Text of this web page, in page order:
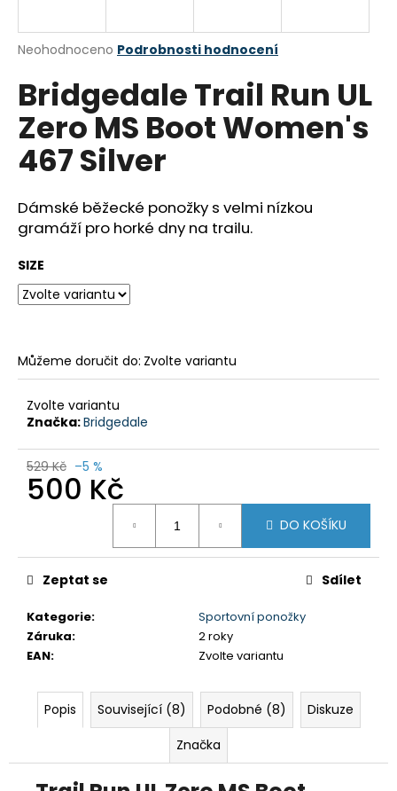
Průměrné
produktu
je
0,0
z
hvězdiček.
Neohodnoceno Podrobnosti hodnocení
Bridgedale Trail Run UL
Zero MS Boot Women's
467 Silver
Dámské běžecké ponožky s velmi nízkou
gramáží pro horké dny na trailu.
SIZE
Můžeme doručit do: Zvolte variantu
Zvolte variantu
Značka:Bridgedale
529 Kč –5 %
500 Kč
DO KOŠÍKU
Kategorie:
Sportovní ponožky
Záruka:
2 roky
EAN: Zvolte variantu
Zeptat se Sdílet
Popis Související (8) Podobné (8)
Diskuze
Značka
j
t
?
HLEDAT
D
o
r
u
č
u
e
m
KRAŤASY
GTS
BORDO
750
Kč
Původně:
590